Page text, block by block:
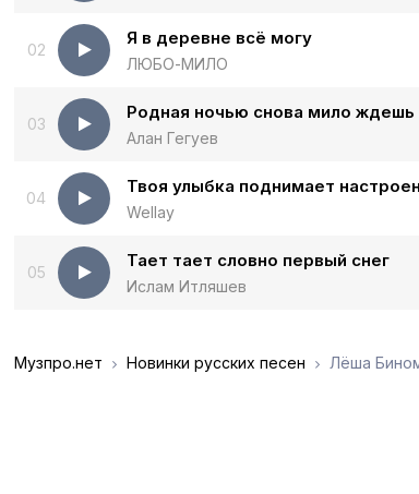
02
Я в деревне всё могу
ЛЮБО-МИЛО
03
Родная ночью снова мило ждешь
Алан Гегуев
04
Твоя улыбка поднимает
Wellay
05
Тает тает словно первый снег
Ислам Итляшев
Музпро.нет Новинки русских песен Лёша